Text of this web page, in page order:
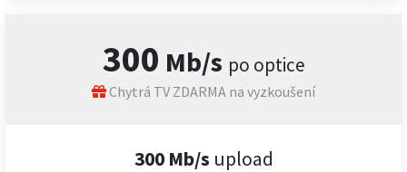
300 Mb/s po optice
Chytrá TV ZDARMA na vyzkoušení
300 Mb/s upload